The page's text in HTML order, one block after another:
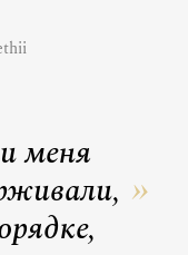
меня